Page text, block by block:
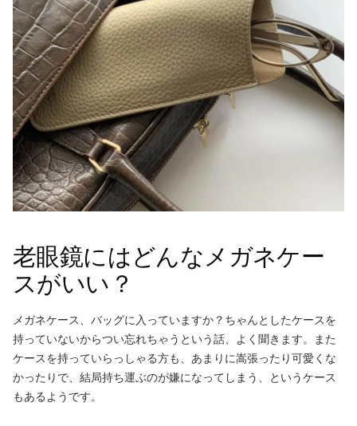
老眼鏡にはどんなメガネケー
スがいい？
メガネケース、バッグに入っていますか？ちゃんとしたケースを
持っていないからつい忘れちゃうという話、よく聞きます。また
ケースを持っていらっしゃる方も、あまりに嵩張ったり可愛くな
かったりで、結局持ち運ぶのが嫌になってしまう、というケース
もあるようです。